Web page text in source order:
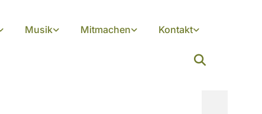
Musik Mitmachen Kontakt